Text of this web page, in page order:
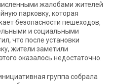
жалобами жителей
парковку, которая
безопасности пешеходов,
и социальными
что после установки
жители заметили
оказалось недостаточно.
группа собрала